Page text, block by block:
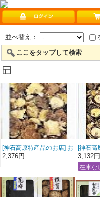
並べ替え：
ここをタップして検索
[神石高原特産品のお店] お
徳用こうしん椎茸160ｇ
2,376円
[神石高
うしん
入） し
3,132円